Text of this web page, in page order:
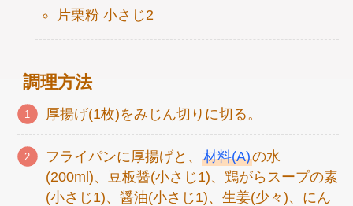
片栗粉 小さじ2
調理方法
厚揚げ(1枚)をみじん切りに切る。
フライパンに厚揚げと、材料(A)の水
(200ml)、豆板醤(小さじ1)、鶏がらスープの素
(小さじ1)、醤油(小さじ1)、生姜(少々)、にん